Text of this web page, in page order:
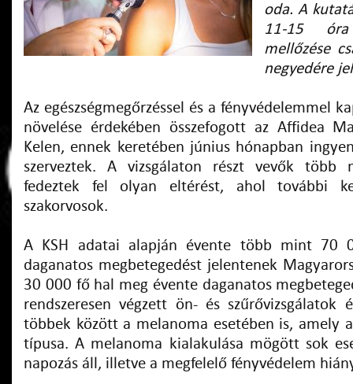
oda.A
11-15
mellőzése
negyedére
Az egészségmegőrzéssel és a fényvédelemmel
növelése érdekében összefogott az Affidea
Kelen, ennek keretében június hónapban
szerveztek. A vizsgálaton részt vevők több
fedeztek fel olyan eltérést, ahol további
szakorvosok.
A KSH adatai alapján évente több mint 70
daganatos megbetegedést jelentenek
30 000 fő hal meg évente daganatos
rendszeresen végzett ön- és szűrővizsgálatok
többek között a melanoma esetében is, amely
típusa. A melanoma kialakulása mögött sok
napozás áll, illetve a megfelelő fényvédelem